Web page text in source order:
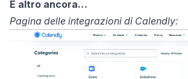
E altro ancora…
Pagina delle integrazioni di Calendly: